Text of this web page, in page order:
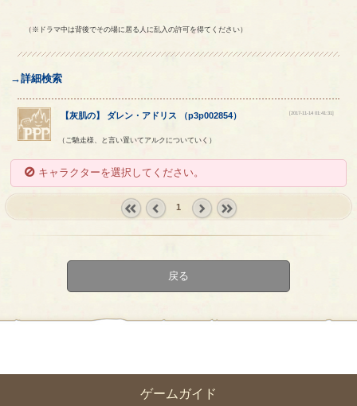
ゲームガイド
（※ドラマ中は背後でその場に居る人に乱入の許可を得てください）
→詳細検索
【灰肌の】 ダレン ・ アドリス （p3p002854） [2017-11-14 01:41:31]
（ご馳走様、と言い置いてアルクについていく）
キャラクターを選択してください。
1
戻る